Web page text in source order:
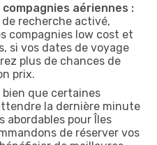
aériennes :
recherche activé,
compagnies low cost et
si vos dates de voyage
plus de chances de
prix.
bien que certaines
la dernière minute
abordables pour Îles
de réserver vos